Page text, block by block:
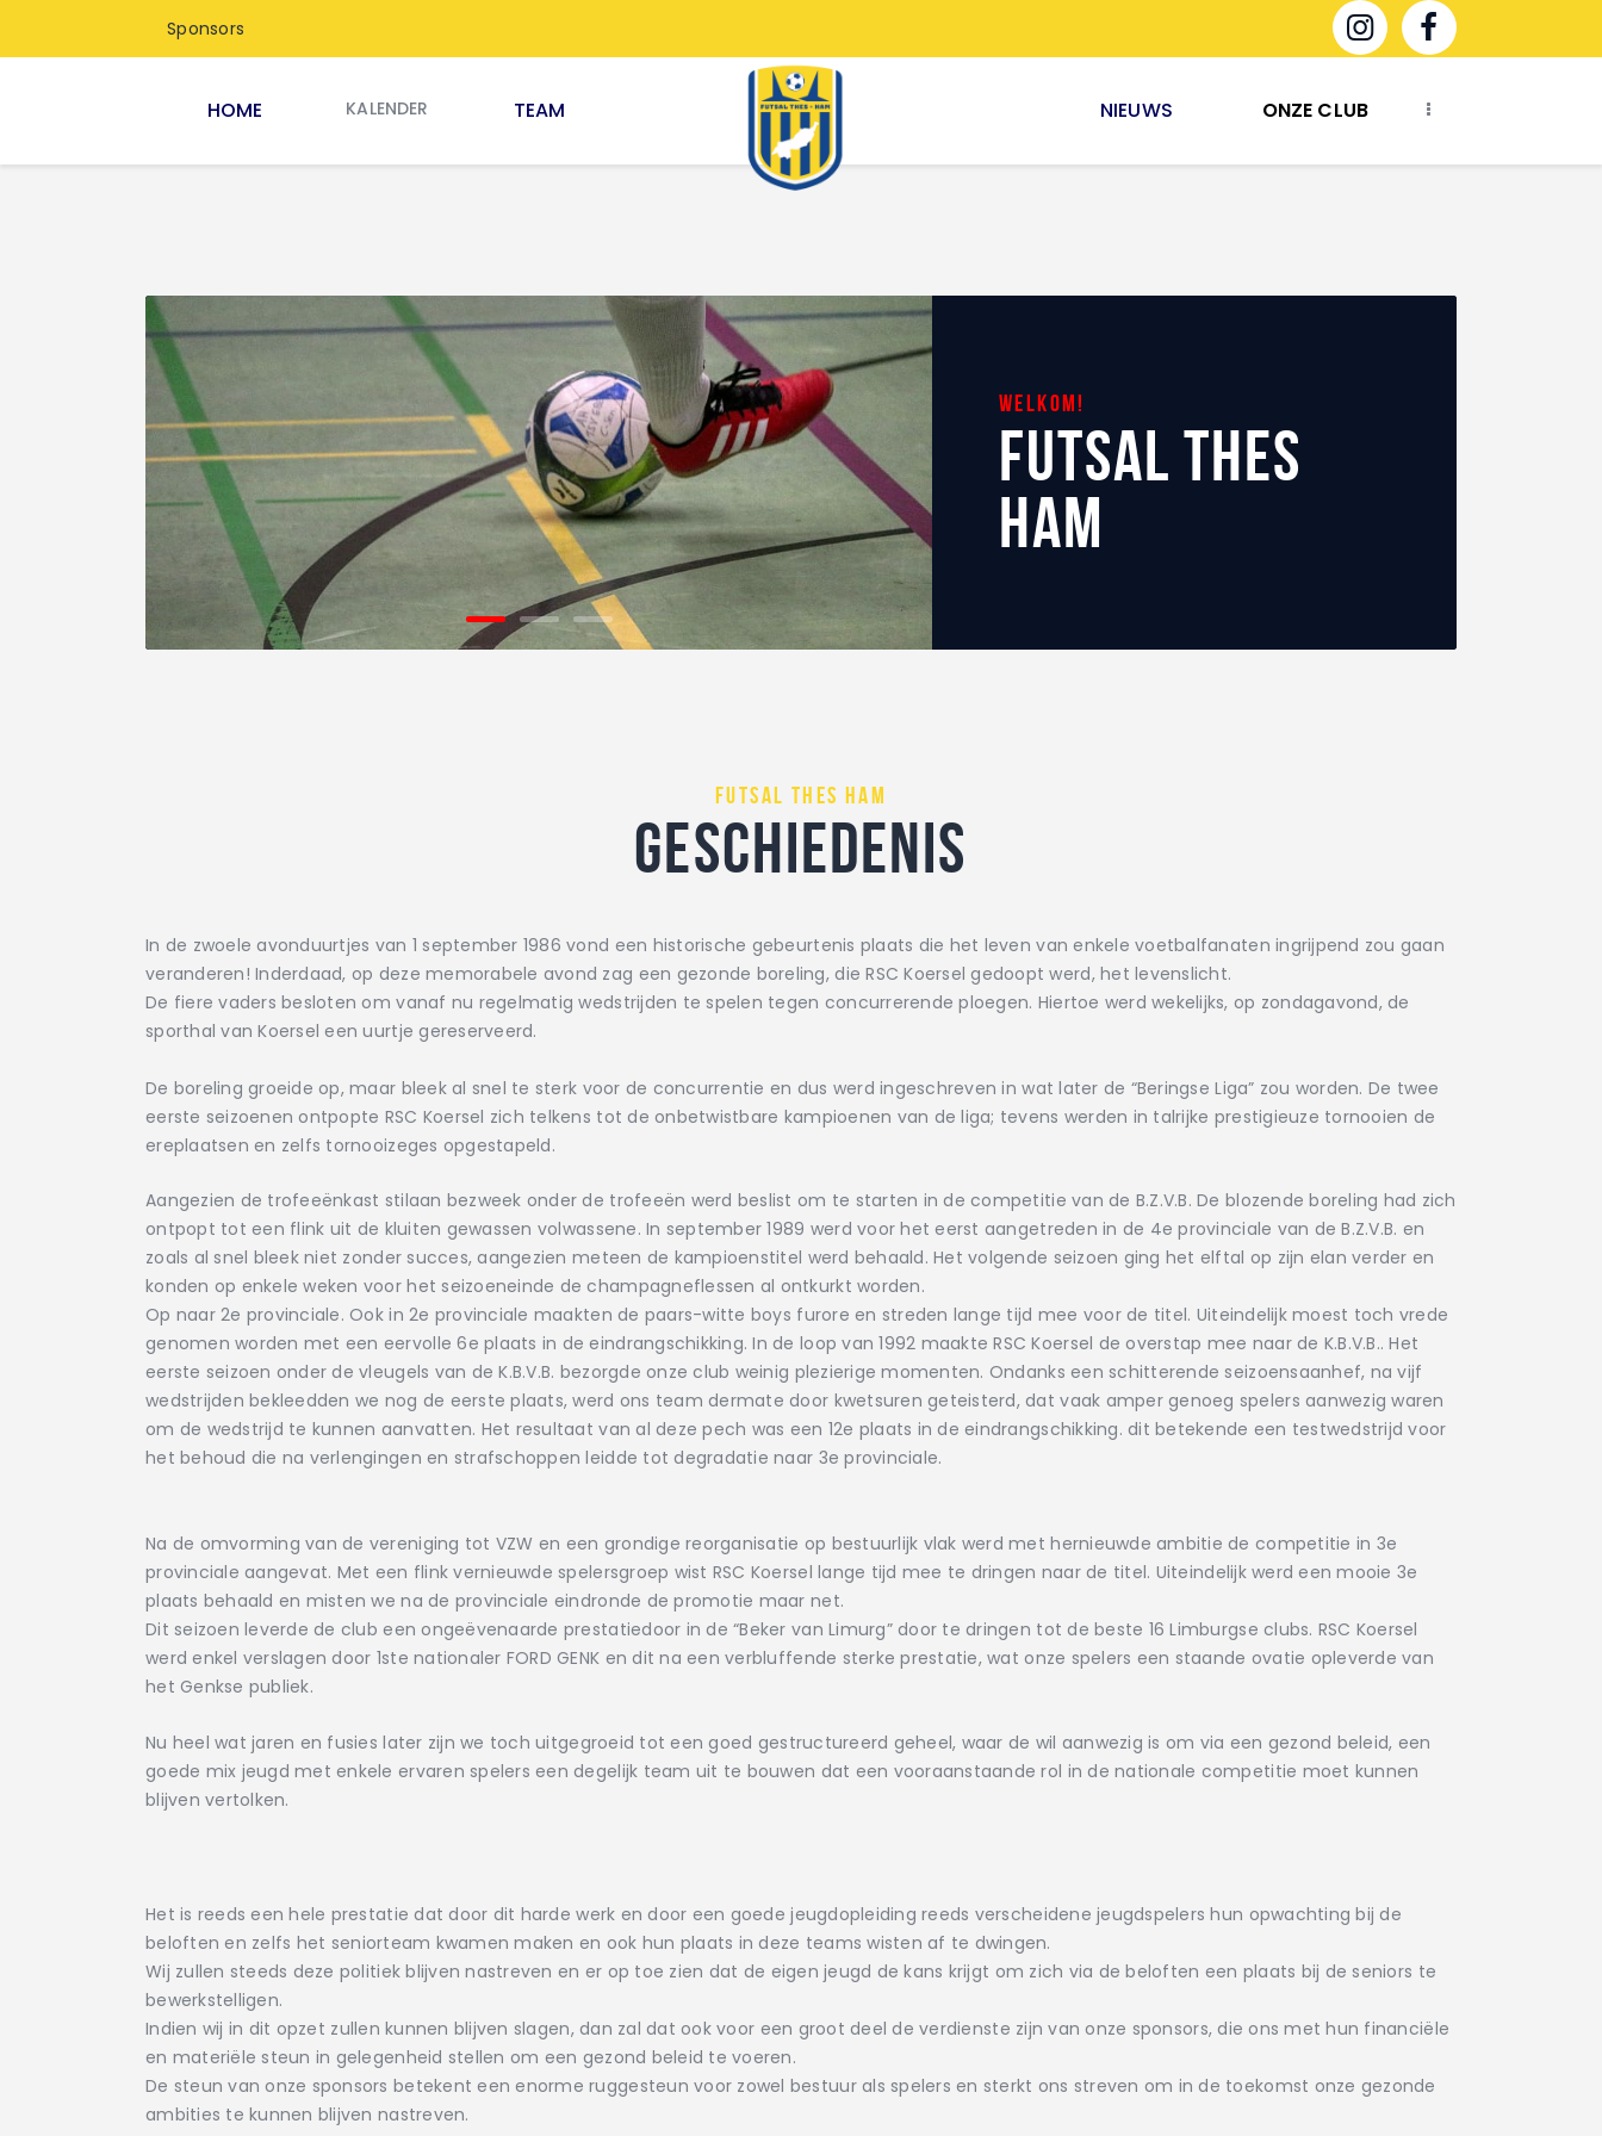
Sponsors
HOME KALENDER TEAM NIEUWS ONZE CLUB
HOME
welkom!
FUTSAL THES
HAM
futsal thes ham
Geschiedenis
In de zwoele avonduurtjes van 1 september 1986 vond een historische gebeurtenis plaats die het leven van enkele voetbalfanaten ingrijpend zou gaan
veranderen! Inderdaad, op deze memorabele avond zag een gezonde boreling, die RSC Koersel gedoopt werd, het levenslicht.
De fiere vaders besloten om vanaf nu regelmatig wedstrijden te spelen tegen concurrerende ploegen. Hiertoe werd wekelijks, op zondagavond, de
sporthal van Koersel een uurtje gereserveerd.
De boreling groeide op, maar bleek al snel te sterk voor de concurrentie en dus werd ingeschreven in wat later de “Beringse Liga” zou worden. De twee
eerste seizoenen ontpopte RSC Koersel zich telkens tot de onbetwistbare kampioenen van de liga; tevens werden in talrijke prestigieuze tornooien de
ereplaatsen en zelfs tornooizeges opgestapeld.
Aangezien de trofeeënkast stilaan bezweek onder de trofeeën werd beslist om te starten in de competitie van de B.Z.V.B. De blozende boreling had zich
ontpopt tot een flink uit de kluiten gewassen volwassene. In september 1989 werd voor het eerst aangetreden in de 4e provinciale van de B.Z.V.B. en
zoals al snel bleek niet zonder succes, aangezien meteen de kampioenstitel werd behaald. Het volgende seizoen ging het elftal op zijn elan verder en
konden op enkele weken voor het seizoeneinde de champagneflessen al ontkurkt worden.
Op naar 2e provinciale. Ook in 2e provinciale maakten de paars-witte boys furore en streden lange tijd mee voor de titel. Uiteindelijk moest toch vrede
genomen worden met een eervolle 6e plaats in de eindrangschikking. In de loop van 1992 maakte RSC Koersel de overstap mee naar de K.B.V.B.. Het
eerste seizoen onder de vleugels van de K.B.V.B. bezorgde onze club weinig plezierige momenten. Ondanks een schitterende seizoensaanhef, na vijf
wedstrijden bekleedden we nog de eerste plaats, werd ons team dermate door kwetsuren geteisterd, dat vaak amper genoeg spelers aanwezig waren
om de wedstrijd te kunnen aanvatten. Het resultaat van al deze pech was een 12e plaats in de eindrangschikking. dit betekende een testwedstrijd voor
het behoud die na verlengingen en strafschoppen leidde tot degradatie naar 3e provinciale.
Na de omvorming van de vereniging tot VZW en een grondige reorganisatie op bestuurlijk vlak werd met hernieuwde ambitie de competitie in 3e
provinciale aangevat. Met een flink vernieuwde spelersgroep wist RSC Koersel lange tijd mee te dringen naar de titel. Uiteindelijk werd een mooie 3e
plaats behaald en misten we na de provinciale eindronde de promotie maar net.
Dit seizoen leverde de club een ongeëvenaarde prestatiedoor in de “Beker van Limurg” door te dringen tot de beste 16 Limburgse clubs. RSC Koersel
werd enkel verslagen door 1ste nationaler FORD GENK en dit na een verbluffende sterke prestatie, wat onze spelers een staande ovatie opleverde van
het Genkse publiek.
Nu heel wat jaren en fusies later zijn we toch uitgegroeid tot een goed gestructureerd geheel, waar de wil aanwezig is om via een gezond beleid, een
goede mix jeugd met enkele ervaren spelers een degelijk team uit te bouwen dat een vooraanstaande rol in de nationale competitie moet kunnen
blijven vertolken.
Het is reeds een hele prestatie dat door dit harde werk en door een goede jeugdopleiding reeds verscheidene jeugdspelers hun opwachting bij de
beloften en zelfs het seniorteam kwamen maken en ook hun plaats in deze teams wisten af te dwingen.
Wij zullen steeds deze politiek blijven nastreven en er op toe zien dat de eigen jeugd de kans krijgt om zich via de beloften een plaats bij de seniors te
bewerkstelligen.
Indien wij in dit opzet zullen kunnen blijven slagen, dan zal dat ook voor een groot deel de verdienste zijn van onze sponsors, die ons met hun financiële
en materiële steun in gelegenheid stellen om een gezond beleid te voeren.
De steun van onze sponsors betekent een enorme ruggesteun voor zowel bestuur als spelers en sterkt ons streven om in de toekomst onze gezonde
ambities te kunnen blijven nastreven.